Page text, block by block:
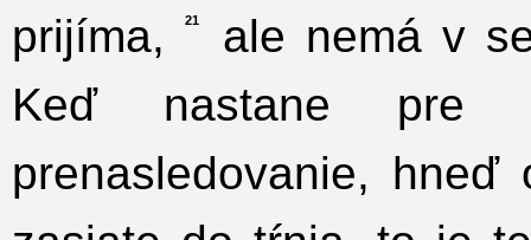
prijíma,
21
ale nemá v
Keď nastane pre
prenasledovanie, hneď